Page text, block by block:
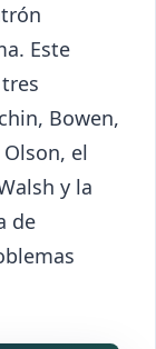
Este
Bowen,
el
y la
de